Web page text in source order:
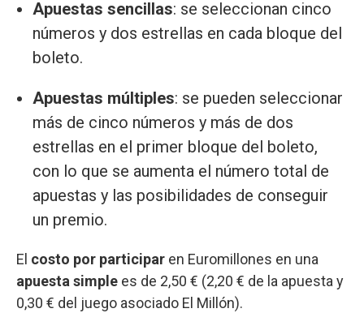
Apuestas sencillas: se seleccionan cinco
números y dos estrellas en cada bloque del
boleto.
Apuestas múltiples: se pueden seleccionar
más de cinco números y más de dos
estrellas en el primer bloque del boleto,
con lo que se aumenta el número total de
apuestas y las posibilidades de conseguir
un premio.
El costo por participar en Euromillones en una
apuesta simple es de 2,50 € (2,20 € de la apuesta y
0,30 € del juego asociado El Millón).